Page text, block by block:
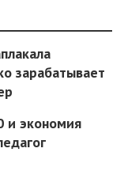
зарабатывает
и экономия